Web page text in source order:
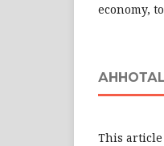
economy,
This